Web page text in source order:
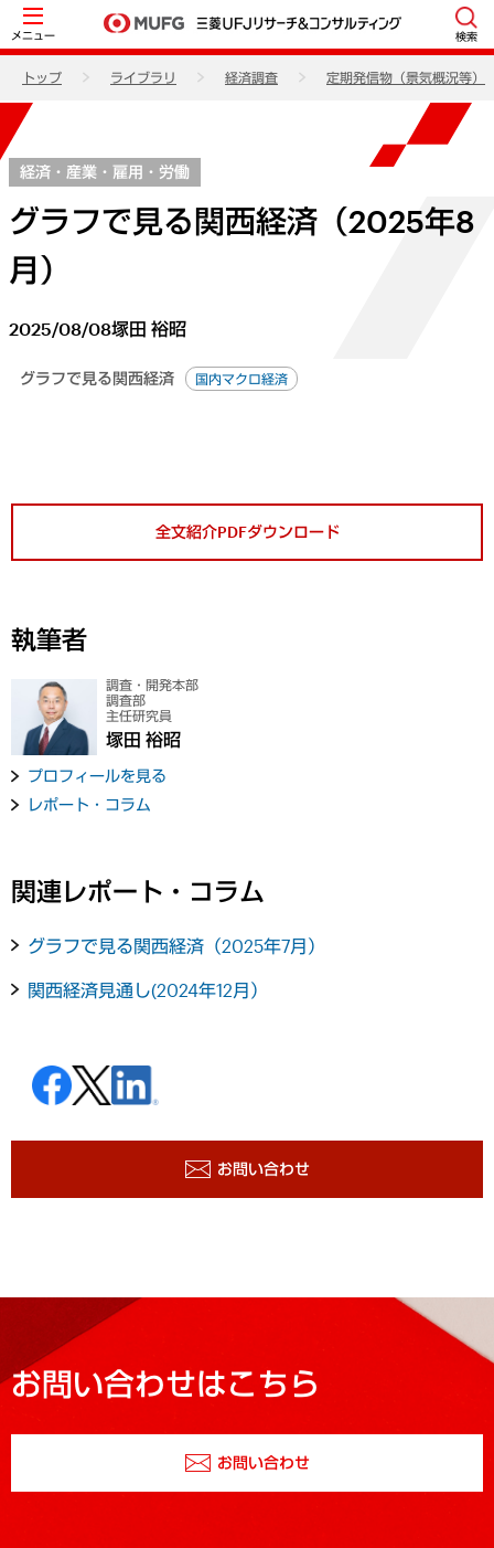
メニュー 検索
トップ ライブラリ 経済調査 定期発信物（景気概況等）
経済・産業・雇用・労働
グラフで見る関西経済（2025年8
月）
2025/08/08塚田 裕昭
グラフで見る関西経済 国内マクロ経済
全文紹介PDFダウンロード
執筆者
調査・開発本部
調査部
主任研究員
塚田 裕昭
プロフィールを見る
レポート・コラム
関連レポート・コラム
グラフで見る関西経済（2025年7月）
関西経済見通し(2024年12月）
お問い合わせ
お問い合わせはこちら
お問い合わせ